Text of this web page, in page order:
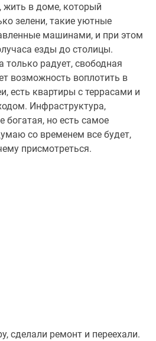
жить в доме, который
зелени, такие уютные
машинами, и при этом
езды до столицы.
только радует, свободная
возможность воплотить в
есть квартиры с террасами и
Инфраструктура,
богатая, но есть самое
со временем все будет,
присмотреться.
сделали ремонт и переехали.